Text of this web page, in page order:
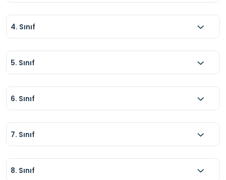
4. Sınıf
5. Sınıf
6. Sınıf
7. Sınıf
8. Sınıf